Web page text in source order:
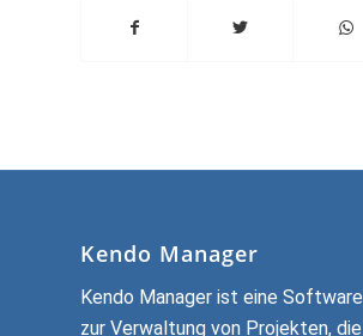
Kendo Manager
Kendo Manager ist eine Software
zur Verwaltung von Projekten, die